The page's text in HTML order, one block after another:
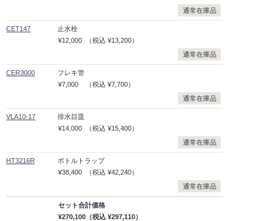
通常在庫品
CET147
止水栓
¥12,000
（税込 ¥13,200）
通常在庫品
CER3000
フレキ管
¥7,000
（税込 ¥7,700）
通常在庫品
VLA10-17
排水目皿
¥14,000
（税込 ¥15,400）
通常在庫品
HT3216R
ボトルトラップ
¥38,400
（税込 ¥42,240）
通常在庫品
セット合計価格
¥270,100 （税込 ¥297,110）